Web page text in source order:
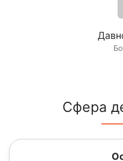
Сфера